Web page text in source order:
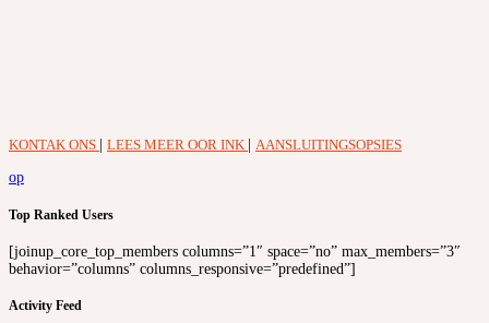
KONTAK ONS LEES MEER OOR INK
AANSLUITINGSOPSIES
op
Top Ranked Users
[joinup_core_top_members columns=”1″ space=”no” max_members=”3″
behavior=”columns” columns_responsive=”predefined”]
Activity Feed